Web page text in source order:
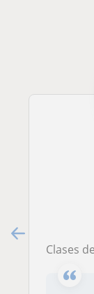
Clases